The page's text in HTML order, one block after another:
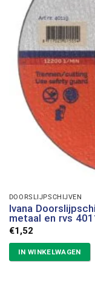
DOORSLIJPSCHIJVEN
Ivana
metaal en rvs
€1,52
IN WINKELWAGEN